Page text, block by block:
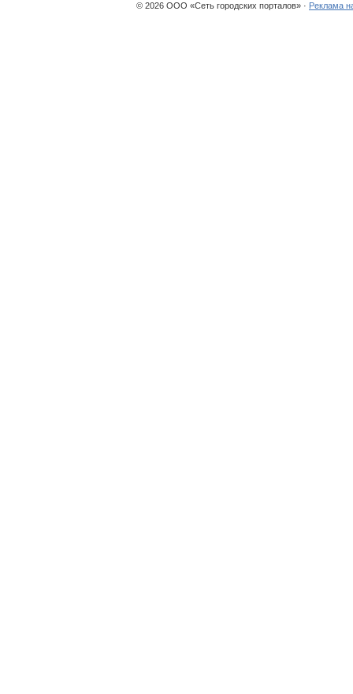
© 2026 ООО «Сеть городских порталов» · Реклама